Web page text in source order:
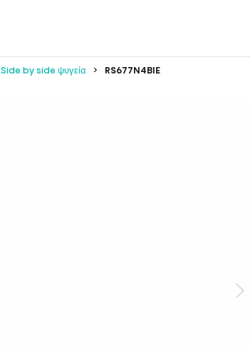
Side by side ψυγεία RS677N4BIE